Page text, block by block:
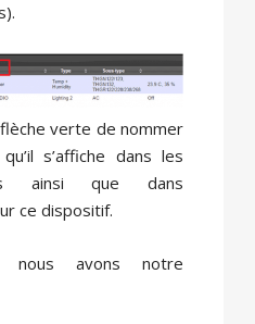
verte de nommer
s’affiche dans les
ainsi que dans
ce dispositif.
nous avons notre